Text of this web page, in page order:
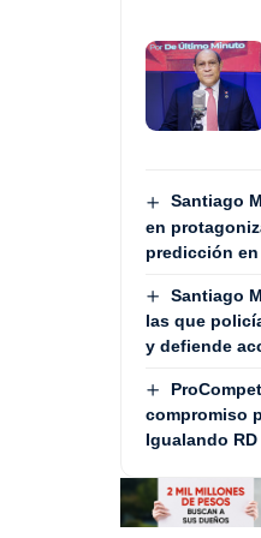
Santiago
en
predicción
Santiago
las que
y defiende
compromiso
Igualando